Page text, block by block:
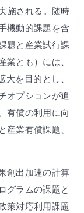
施される。随時
機動的課題を含
題と産業試行課
業とも）には、
を目的とし、
オプションが追
有償の利用に向
産業有償課題、
創出加速の計算
グラムの課題と
策対応利用課題